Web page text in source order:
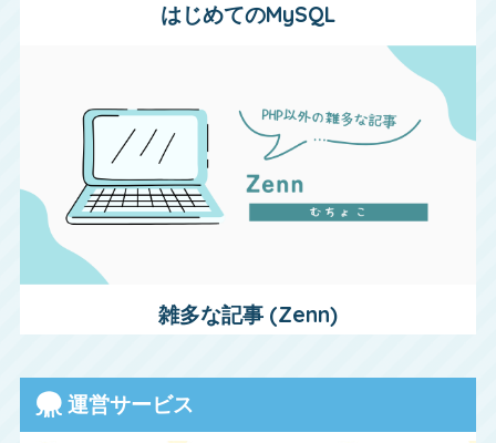
はじめてのMySQL
雑多な記事 (Zenn)
運営サービス